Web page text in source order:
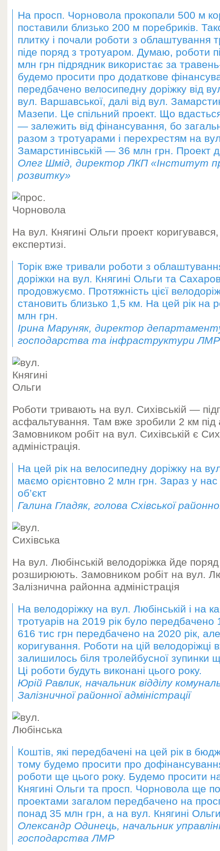
На просп. Чорновола прокопали 500 м
поставили близько 200 м поребриків.
плитку і почали роботи з облаштування
піде поряд з тротуаром. Думаю, роботи
млн грн підрядник використає за
будемо просити про додаткове
передбачено велосипедну доріжку від
вул. Варшавської, далі від вул.
Мазепи. Це спільний проект. Що
— залежить від фінансування, бо
разом з тротуарами і перехрестям на
Замарстинівській — 36 млн грн. Проект
Олег Шмід, директор ЛКП «Інститут
розвитку»
На вул. Княгині Ольги проект
експертизі.
Торік вже тривали роботи з
доріжки на вул. Княгині Ольги та
продовжуємо. Протяжність цієї
становить близько 1,5 км. На цей рік на
млн грн.
Ірина Маруняк, директор
господарства та інфраструктури ЛМР
Роботи тривають на вул. Сихівській —
асфальтування. Там вже зробили 2 км під
Замовником робіт на вул. Сихівській є
адміністрація.
На цей рік на велосипедну доріжку на
маємо орієнтовно 2 млн грн. Зараз у
об’єкт
Галина Гладяк, голова Схівської
На вул. Любінській велодоріжка йде
розширюють. Замовником робіт на вул.
Залізнична районна адміністрація
На велодоріжку на вул. Любінській і на
тротуарів на 2019 рік було
616 тис грн передбачено на 2020 рік,
коригування. Роботи на цій велодоріжці
залишилось біля тролейбусної зупинки
Ці роботи будуть виконані цього року.
Юрій Равлик, начальник відділу
Залізничної районної адміністрації
Коштів, які передбачені на цей рік в
тому будемо просити про
роботи ще цього року. Будемо просити
Княгині Ольги та просп. Чорновола ще
проектами загалом передбачено на
понад 35 млн грн, а на вул. Княгині
Олександр Одинець, начальник
господарства ЛМР